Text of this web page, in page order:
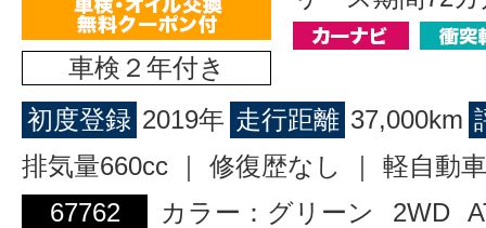
車検２年付き
初度登録 2019年 走行距離 37,000km
排気量660cc ｜ 修復歴なし ｜ 軽自動車
67762
カラー：グリーン 2WD